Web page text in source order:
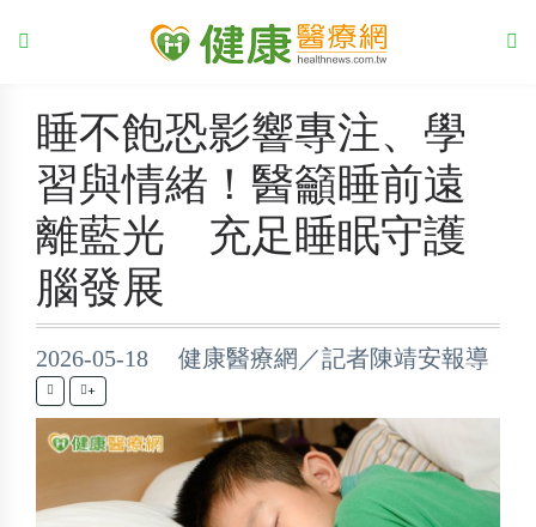
睡不飽恐影響專注、學
習與情緒！醫籲睡前遠
離藍光 充足睡眠守護
腦發展
2026-05-18 健康醫療網／記者陳靖安報導
+